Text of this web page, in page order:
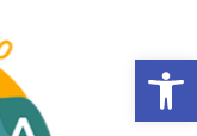
Abrir